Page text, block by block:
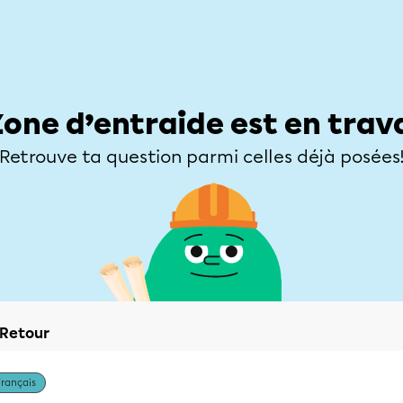
d’entraide est en
Retrouve ta question parmi celles déjà posées!
Retour